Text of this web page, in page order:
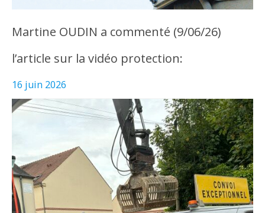
Martine OUDIN a commenté (9/06/26)
l’article sur la vidéo protection:
16 juin 2026